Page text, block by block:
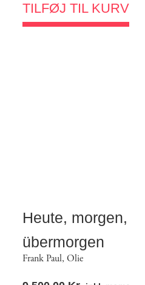
TILFØJ TIL KURV
Heute, morgen,
übermorgen
Frank Paul, Olie